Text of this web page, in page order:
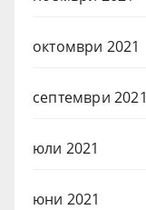
октомври 2021
септември 2021
юли 2021
юни 2021